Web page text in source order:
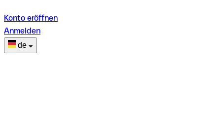
Konto eröffnen
Anmelden
de